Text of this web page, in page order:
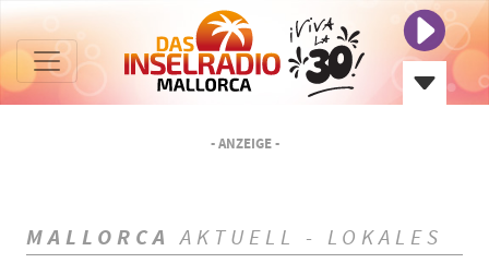
- ANZEIGE -
MALLORCA AKTUELL - LOKALES